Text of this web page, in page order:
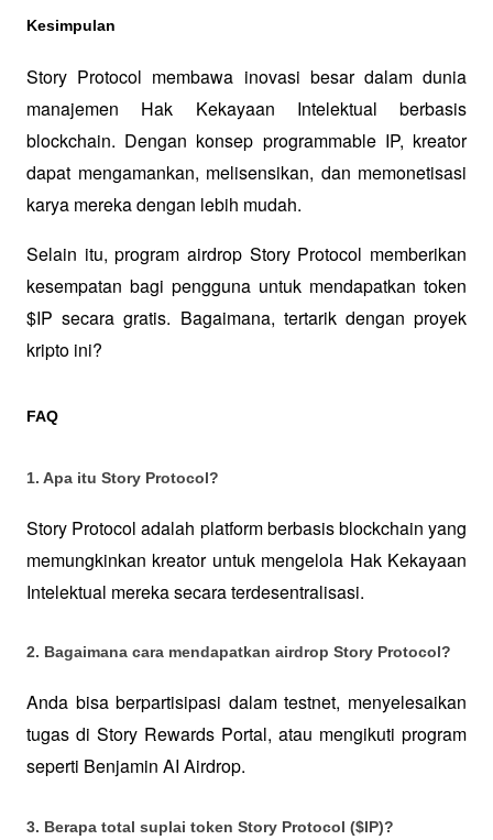
Kesimpulan
Story Protocol membawa inovasi besar dalam dunia
manajemen Hak Kekayaan Intelektual berbasis
blockchain. Dengan konsep programmable IP, kreator
dapat mengamankan, melisensikan, dan memonetisasi
karya mereka dengan lebih mudah.
Selain itu, program airdrop Story Protocol memberikan
kesempatan bagi pengguna untuk mendapatkan token
$IP secara gratis. Bagaimana, tertarik dengan proyek
kripto ini?
FAQ
1. Apa itu Story Protocol?
Story Protocol adalah platform berbasis blockchain yang
memungkinkan kreator untuk mengelola Hak Kekayaan
Intelektual mereka secara terdesentralisasi.
2. Bagaimana cara mendapatkan airdrop Story Protocol?
Anda bisa berpartisipasi dalam testnet, menyelesaikan
tugas di Story Rewards Portal, atau mengikuti program
seperti Benjamin AI Airdrop.
3. Berapa total suplai token Story Protocol ($IP)?